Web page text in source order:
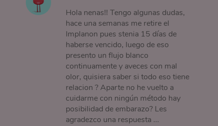
Hola nenas!! Tengo algunas dudas,
hace una semanas me retire el
Implanon pues stenia 15 días de
haberse vencido, luego de eso
presento un flujo blanco
continuamente y aveces con mal
olor, quisiera saber si todo eso tiene
relacion ? Aparte no he vuelto a
cuidarme con ningún método hay
posibilidad de embarazo? Les
agradezco una respuesta ...